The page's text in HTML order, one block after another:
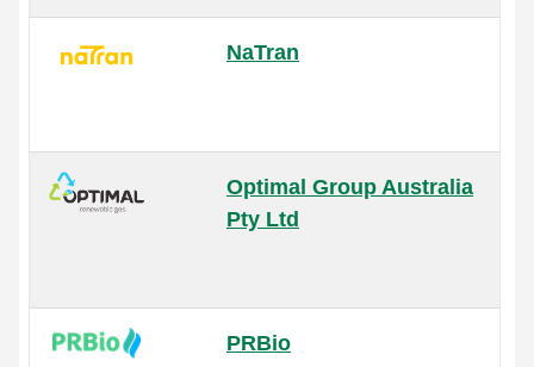
NaTran
Optimal Group Australia
Pty Ltd
PRBio